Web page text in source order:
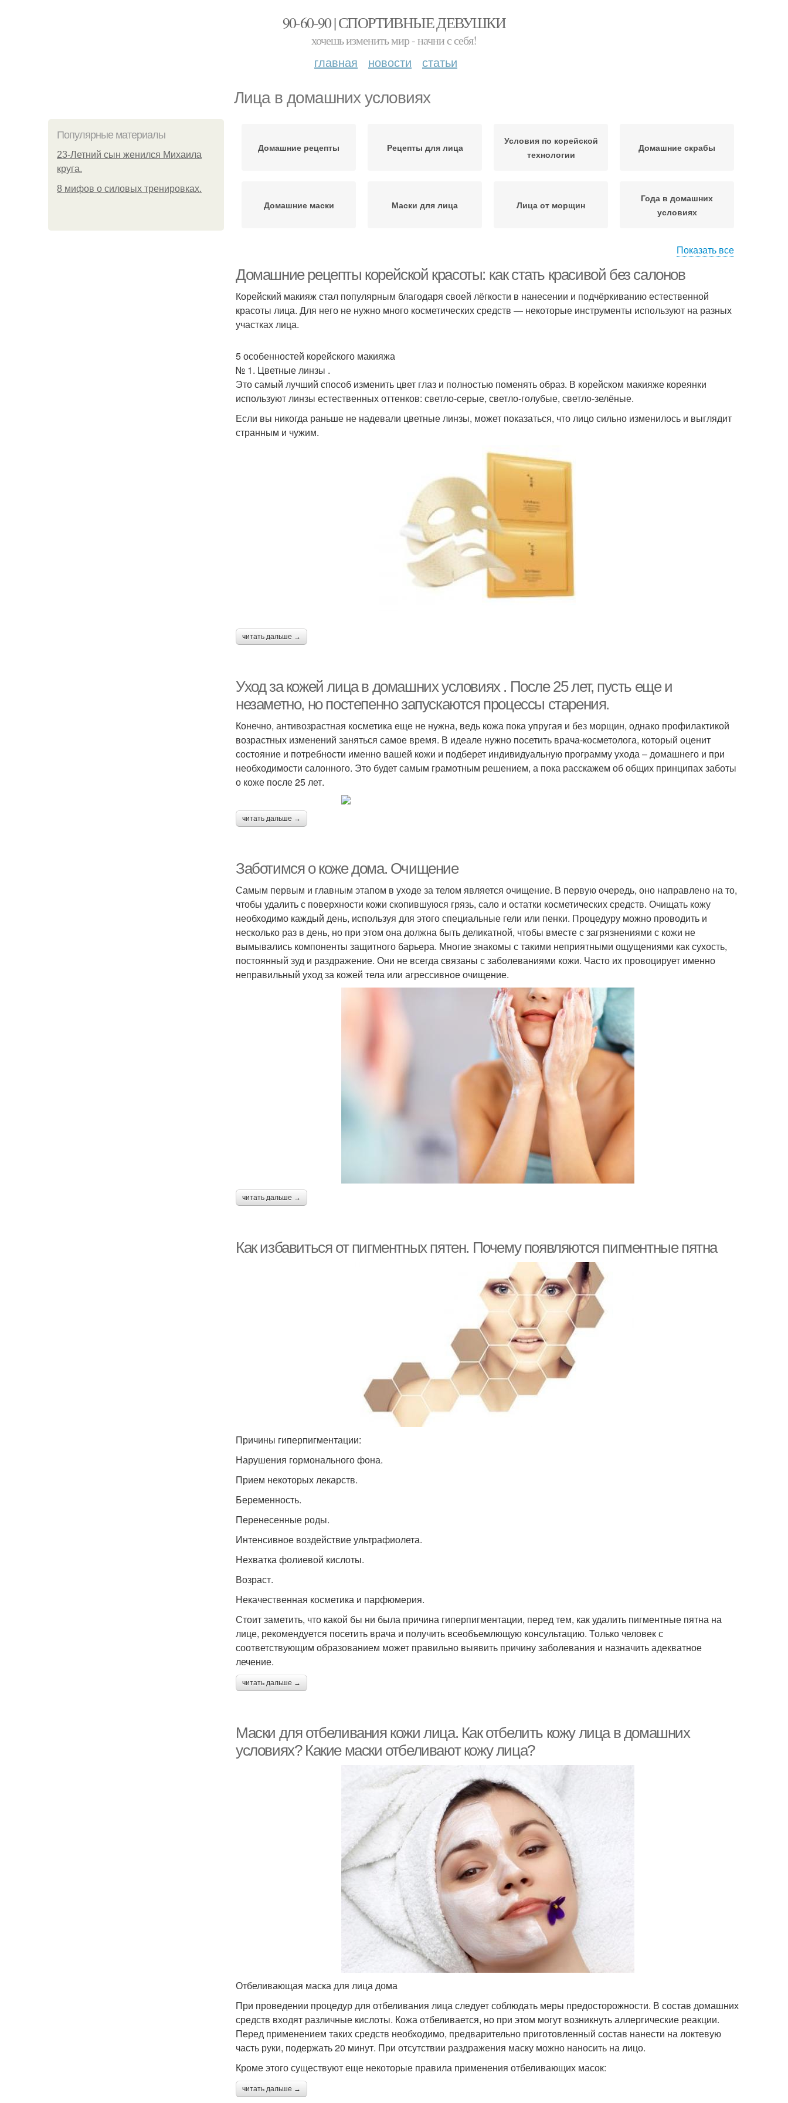
90-60-90 | СПОРТИВНЫЕ ДЕВУШКИ
хочешь изменить мир - начни с себя!
главная новости статьи
Лица в домашних условиях
Популярные материалы
23-Летний сын женился Михаила
круга.
8 мифов о силовых тренировках.
Домашние рецепты Рецепты для лица
Условия по корейской
технологии
Домашние скрабы
Домашние маски Маски для лица Лица от морщин
Года в домашних
условиях
условиях
Пятна на лице
Пятна в домашних
Маска для лица
Домашние пилинги
Гимнастика для лица Зарядка для лица
Условия с помощью
Минуты в домашних
условиях
Показать все
Домашние рецепты корейской красоты: как стать красивой без салонов
Корейский макияж стал популярным благодаря своей лёгкости в нанесении и подчёркиванию естественной
красоты лица. Для него не нужно много косметических средств — некоторые инструменты используют на разных
участках лица.
5 особенностей корейского макияжа
№ 1. Цветные линзы .
Это самый лучший способ изменить цвет глаз и полностью поменять образ. В корейском макияже кореянки
используют линзы естественных оттенков: светло-серые, светло-голубые, светло-зелёные.
Если вы никогда раньше не надевали цветные линзы, может показаться, что лицо сильно изменилось и выглядит
странным и чужим.
читать дальше →
Уход за кожей лица в домашних условиях . После 25 лет, пусть еще и
незаметно, но постепенно запускаются процессы старения.
Конечно, антивозрастная косметика еще не нужна, ведь кожа пока упругая и без морщин, однако профилактикой
возрастных изменений заняться самое время. В идеале нужно посетить врача-косметолога, который оценит
состояние и потребности именно вашей кожи и подберет индивидуальную программу ухода – домашнего и при
необходимости салонного. Это будет самым грамотным решением, а пока расскажем об общих принципах заботы
о коже после 25 лет.
читать дальше →
Заботимся о коже дома. Очищение
Самым первым и главным этапом в уходе за телом является очищение. В первую очередь, оно направлено на то,
чтобы удалить с поверхности кожи скопившуюся грязь, сало и остатки косметических средств. Очищать кожу
необходимо каждый день, используя для этого специальные гели или пенки. Процедуру можно проводить и
несколько раз в день, но при этом она должна быть деликатной, чтобы вместе с загрязнениями с кожи не
вымывались компоненты защитного барьера. Многие знакомы с такими неприятными ощущениями как сухость,
постоянный зуд и раздражение. Они не всегда связаны с заболеваниями кожи. Часто их провоцирует именно
неправильный уход за кожей тела или агрессивное очищение.
читать дальше →
Как избавиться от пигментных пятен. Почему появляются пигментные пятна
Причины гиперпигментации:
Нарушения гормонального фона.
Прием некоторых лекарств.
Беременность.
Перенесенные роды.
Интенсивное воздействие ультрафиолета.
Нехватка фолиевой кислоты.
Возраст.
Некачественная косметика и парфюмерия.
Стоит заметить, что какой бы ни была причина гиперпигментации, перед тем, как удалить пигментные пятна на
лице, рекомендуется посетить врача и получить всеобъемлющую консультацию. Только человек с
соответствующим образованием может правильно выявить причину заболевания и назначить адекватное
лечение.
читать дальше →
Маски для отбеливания кожи лица. Как отбелить кожу лица в домашних
условиях? Какие маски отбеливают кожу лица?
Отбеливающая маска для лица дома
При проведении процедур для отбеливания лица следует соблюдать меры предосторожности. В состав домашних
средств входят различные кислоты. Кожа отбеливается, но при этом могут возникнуть аллергические реакции.
Перед применением таких средств необходимо, предварительно приготовленный состав нанести на локтевую
часть руки, подержать 20 минут. При отсутствии раздражения маску можно наносить на лицо.
Кроме этого существуют еще некоторые правила применения отбеливающих масок:
читать дальше →